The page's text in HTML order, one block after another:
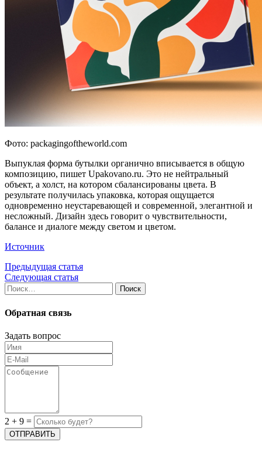
Фото: packagingoftheworld.com
Выпуклая форма бутылки органично вписывается в общую
композицию, пишет Upakovano.ru. Это не нейтральный
объект, а холст, на котором сбалансированы цвета. В
результате получилась упаковка, которая ощущается
одновременно неустаревающей и современной, элегантной и
несложный. Дизайн здесь говорит о чувствительности,
балансе и диалоге между светом и цветом.
Источник
Предыдущая статья
Следующая статья
Найти:
Обратная связь
Задать вопрос
2 + 9 =